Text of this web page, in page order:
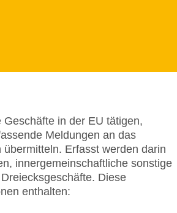
in der EU tätigen,
Meldungen an das
Erfasst werden darin
innergemeinschaftliche sonstige
Diese
enthalten: